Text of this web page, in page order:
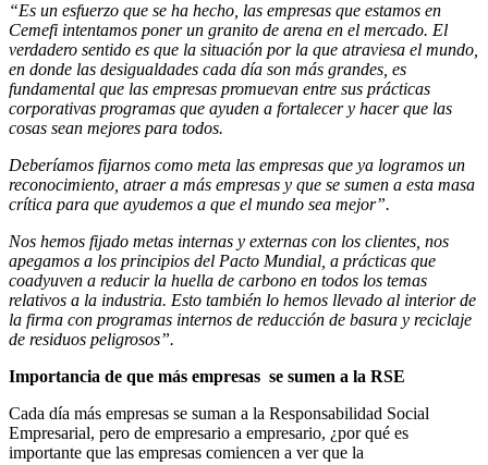
“Es un esfuerzo que se ha hecho, las empresas que estamos en
Cemefi intentamos poner un granito de arena en el mercado. El
verdadero sentido es que la situación por la que atraviesa el mundo,
en donde las desigualdades cada día son más grandes, es
fundamental que las empresas promuevan entre sus prácticas
corporativas programas que ayuden a fortalecer y hacer que las
cosas sean mejores para todos.
Deberíamos fijarnos como meta las empresas que ya logramos un
reconocimiento, atraer a más empresas y que se sumen a esta masa
crítica para que ayudemos a que el mundo sea mejor”.
Nos hemos fijado metas internas y externas con los clientes, nos
apegamos a los principios del Pacto Mundial, a prácticas que
coadyuven a reducir la huella de carbono en todos los temas
relativos a la industria. Esto también lo hemos llevado al interior de
la firma con programas internos de reducción de basura y reciclaje
de residuos peligrosos”.
Importancia de que más empresas se sumen a la RSE
Cada día más empresas se suman a la Responsabilidad Social
Empresarial, pero de empresario a empresario, ¿por qué es
importante que las empresas comiencen a ver que la